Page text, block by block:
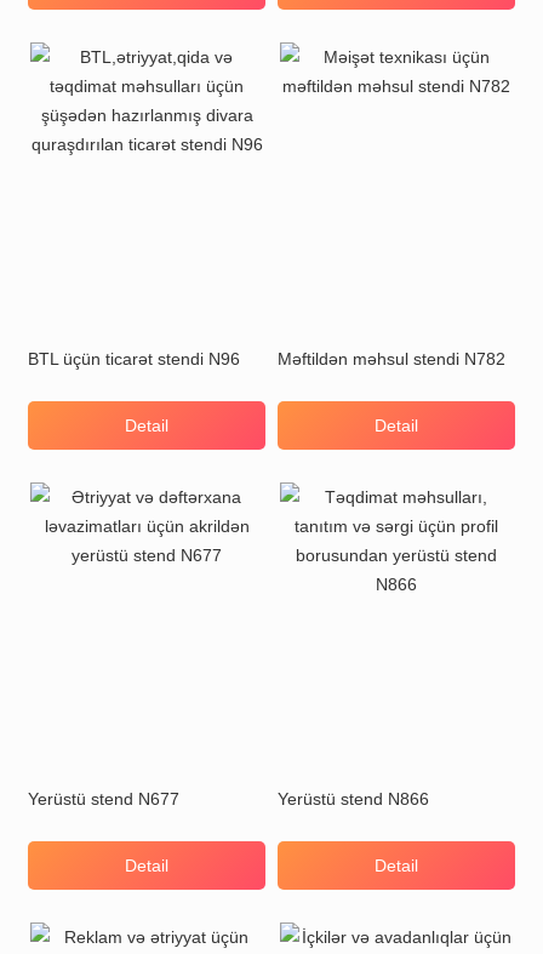
BTL üçün ticarət stendi N96
Detail
Məftildən məhsul stendi N782
Detail
Yerüstü stend N677
Detail
Yerüstü stend N866
Detail